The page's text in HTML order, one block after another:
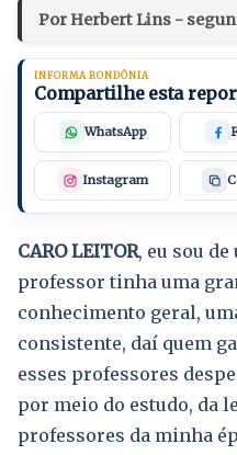
Por Herbert Lins -
INFORMA RONDÔNIA
Compartilhe esta
WhatsApp
Instagram
CARO LEITOR, eu sou de
professor tinha uma
conhecimento geral,
consistente, daí quem
esses professores
por meio do estudo, da
professores da minha